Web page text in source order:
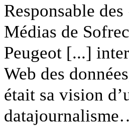
Responsable
Médias de
Peugeot [...]
Web des
était sa vision